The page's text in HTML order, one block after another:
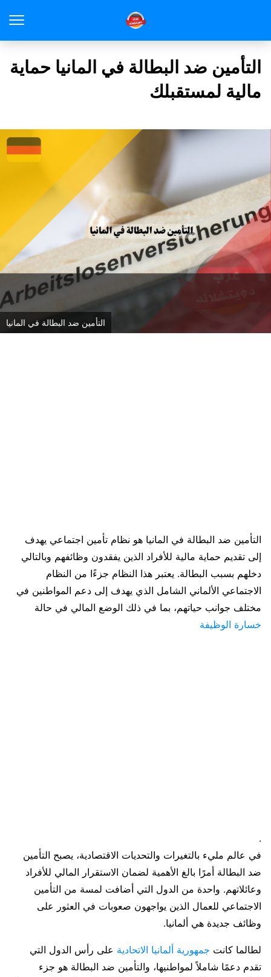
التأمين ضد البطالة في المانيا حماية
مالية لمستقبلك
التأمين ضد البطالة في المانيا
التأمين ضد البطالة في المانيا هو نظام تأمين اجتماعي يهدف
إلى تقديم حماية مالية للأفراد الذين يفقدون وظائفهم وبالتالي
دخلهم بسبب البطالة. يعتبر هذا النظام جزءًا من النظام
الاجتماعي الألماني الشامل الذي يهدف إلى دعم المواطنين في
مختلف جوانب حياتهم، بما في ذلك الوضع المالي في حالة
خسارة الوظيفة
.
في عالم مليء بالتغيرات والتحديات الاقتصادية، يصبح التأمين
ضد البطالة أمرًا بالغ الأهمية لضمان الاستقرار المالي للأفراد
وعائلاتهم. واحدة من الدول التي أضافت لمسة من التأمين
الاجتماعي للعمال الذين يواجهون صعوبات في العثور على
وظائف جديدة هي ألمانيا.
لطالما كانت جمهورية ألمانيا الاتحادية على رأس الدول التي
تقدم دعمًا شاملاً لمواطنيها، والتأمين ضد البطالة هو جزء